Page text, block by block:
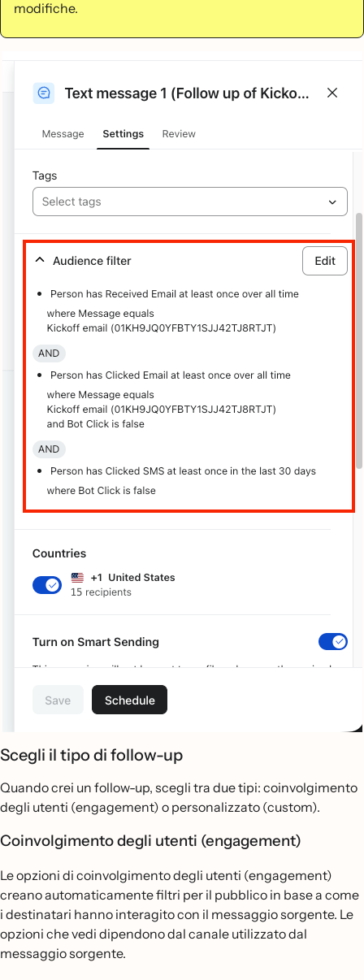
modifiche.
Scegli il tipo di follow-up
Quando crei un follow-up, scegli tra due tipi: coinvolgimento
degli utenti (engagement) o personalizzato (custom).
Coinvolgimento degli utenti (engagement)
Le opzioni di coinvolgimento degli utenti (engagement)
creano automaticamente filtri per il pubblico in base a come
i destinatari hanno interagito con il messaggio sorgente. Le
opzioni che vedi dipendono dal canale utilizzato dal
messaggio sorgente.